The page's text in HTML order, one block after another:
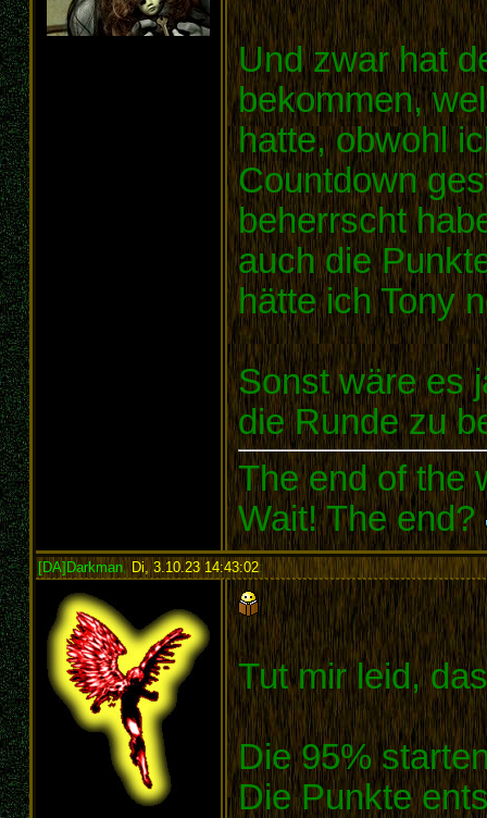
Und zwar hat
bekommen,
hatte, obwohl
Countdown
beherrscht
auch die
hätte ich Tony
Sonst wäre es
die Runde zu
The end of the
Wait! The end?
[DA]Darkman, Di, 3.10.23 14:43:02:
Tut mir leid,
Die 95%
Die Punkte